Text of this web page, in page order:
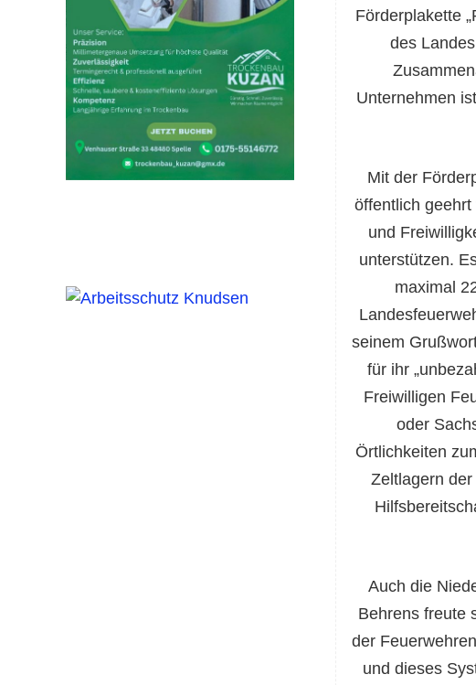
Förderplakette
des
Unternehmen
Mit der
öffentlich
und
unterstützen.
maximal
seinem
für ihr
Freiwilligen
oder
Örtlichkeiten
Zeltlagern
Auch die
Behrens freute
der
und dieses